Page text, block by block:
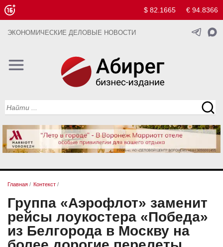
$ 82.1665 € 94.8366
ЭКОНОМИЧЕСКИЕ ДЕЛОВЫЕ НОВОСТИ
Главная / Контекст /
Группа «Аэрофлот» заменит
рейсы лоукостера «Победа»
из Белгорода в Москву на